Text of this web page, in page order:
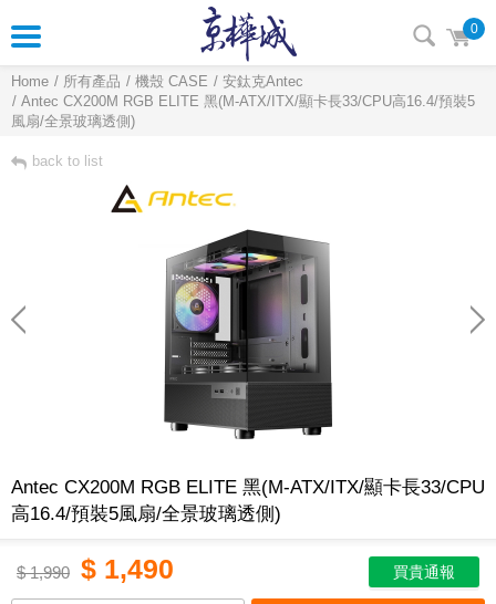
0
Home 所有產品 機殼 CASE
安鈦克Antec
Antec CX200M RGB ELITE 黑(M-ATX/ITX/顯卡長33/CPU高16.4/預裝5
風扇/全景玻璃透側)
back to list
Antec CX200M RGB ELITE 黑(M-ATX/ITX/顯卡長33/CPU
高16.4/預裝5風扇/全景玻璃透側)
$1,990 $ 1,490 買貴通報